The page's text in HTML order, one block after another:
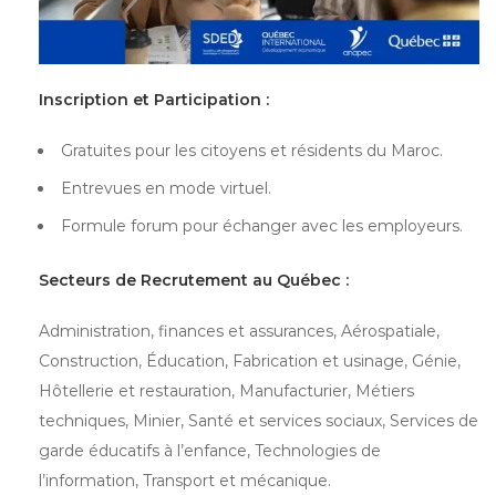
Inscription et Participation :
Gratuites pour les citoyens et résidents du Maroc.
Entrevues en mode virtuel.
Formule forum pour échanger avec les employeurs.
Secteurs de Recrutement au Québec :
Administration, finances et assurances, Aérospatiale,
Construction, Éducation, Fabrication et usinage, Génie,
Hôtellerie et restauration, Manufacturier, Métiers
techniques, Minier, Santé et services sociaux, Services de
garde éducatifs à l’enfance, Technologies de
l’information, Transport et mécanique.